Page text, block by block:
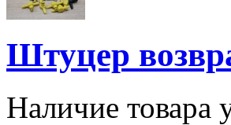
Штуцер
Наличие товара